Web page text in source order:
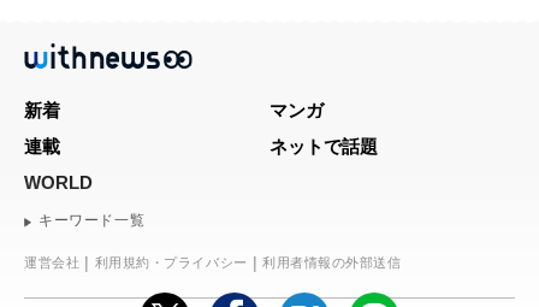
新着
マンガ
連載
ネットで話題
WORLD
キーワード一覧
運営会社 利用規約・プライバシー 利用者情報の外部送信